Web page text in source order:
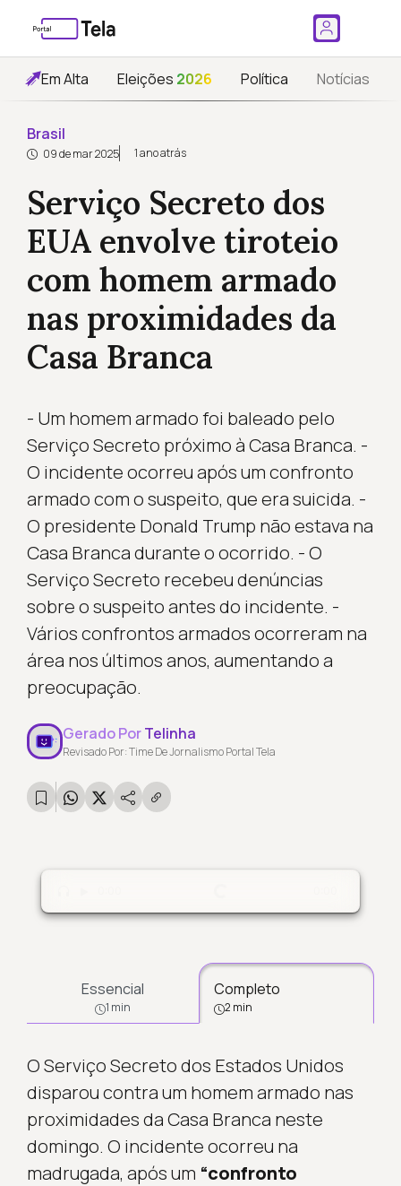
Em Alta Eleições 2026 Política Notícias
Brasil
09 de mar 2025 1 ano atrás
Serviço Secreto dos
EUA envolve tiroteio
com homem armado
nas proximidades da
Casa Branca
- Um homem armado foi baleado pelo
Serviço Secreto próximo à Casa Branca. -
O incidente ocorreu após um confronto
armado com o suspeito, que era suicida. -
O presidente Donald Trump não estava na
Casa Branca durante o ocorrido. - O
Serviço Secreto recebeu denúncias
sobre o suspeito antes do incidente. -
Vários confrontos armados ocorreram na
área nos últimos anos, aumentando a
preocupação.
Gerado PorTelinha
Revisado Por: Time De Jornalismo Portal Tela
Carregando...
Essencial
1 min
Completo
2 min
O Serviço Secreto dos Estados Unidos
disparou contra um homem armado nas
proximidades da Casa Branca neste
domingo. O incidente ocorreu na
madrugada, após um “confronto